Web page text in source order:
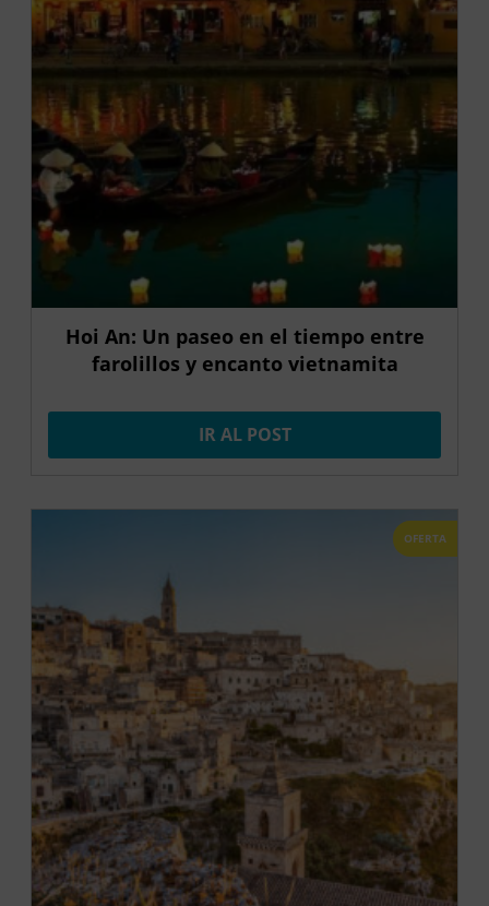
Hoi An: Un paseo en el tiempo entre
farolillos y encanto vietnamita
IR AL POST
OFERTA